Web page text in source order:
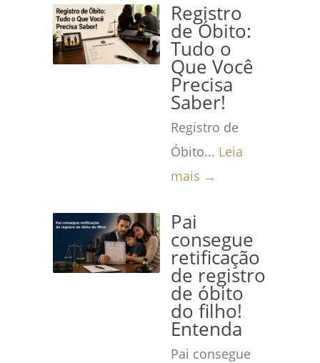
Registro
de Óbito:
Tudo o
Que Você
Precisa
Saber!
Registro de
Óbito... Leia
mais →
Pai
consegue
retificação
de registro
de óbito
do filho!
Entenda
Pai consegue